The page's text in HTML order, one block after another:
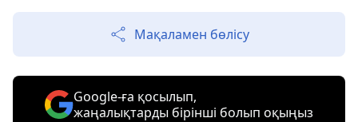
Мақаламен бөлісу
Google-ға қосылып,
жаңалықтарды бірінші болып оқыңыз